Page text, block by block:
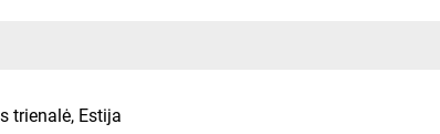
trienalė, Estija